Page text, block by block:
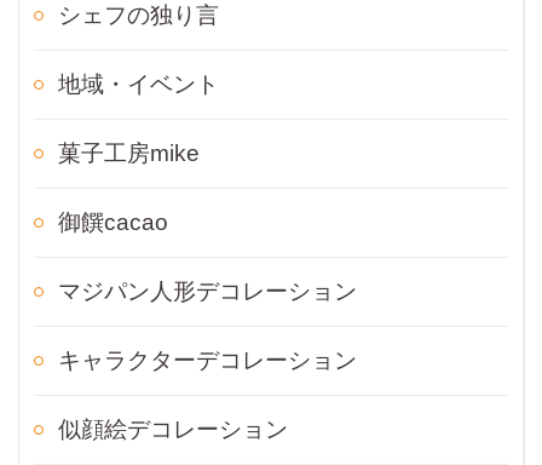
シェフの独り言
地域・イベント
菓子工房mike
御饌cacao
マジパン人形デコレーション
キャラクターデコレーション
似顔絵デコレーション